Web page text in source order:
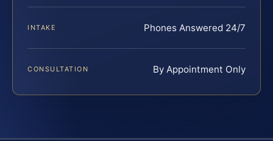
INTAKE Phones Answered 24/7
CONSULTATION By Appointment Only